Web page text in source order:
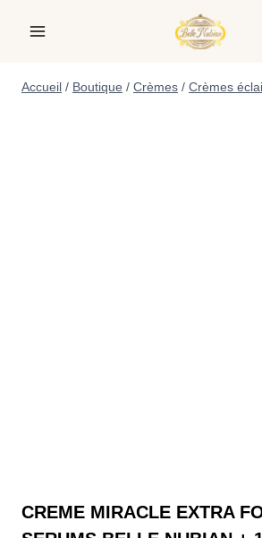
Accueil / Boutique / Crèmes / Crèmes
CREME MIRACLE EXTRA